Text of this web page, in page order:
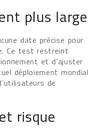
plus large
date précise pour
Ce test restreint
et d’ajuster
déploiement mondial
de
risque